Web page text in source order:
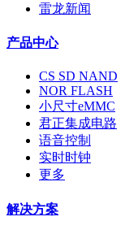
雷龙新闻
产品中心
CS SD NAND
NOR FLASH
小尺寸eMMC
君正集成电路
语音控制
实时时钟
更多
解决方案